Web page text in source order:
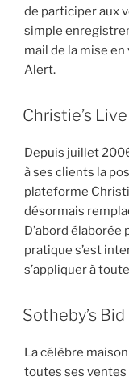
de participer aux
simple
mail de la mise
Alert.
Christie’s Live
Depuis juillet
à ses clients la
plateforme
désormais
D’abord
pratique s’est
s’appliquer à
Sotheby’s
La célèbre
toutes ses ventes